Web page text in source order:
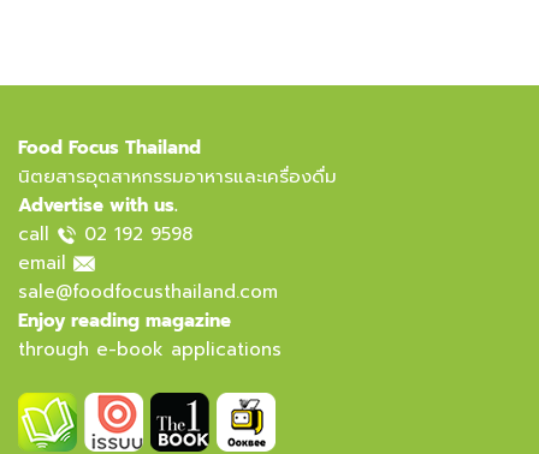
Food Focus Thailand
นิตยสารอุตสาหกรรมอาหารและเครื่องดื่ม
Advertise with us.
call
02 192 9598
email
sale@foodfocusthailand.com
Enjoy reading magazine
through e-book applications